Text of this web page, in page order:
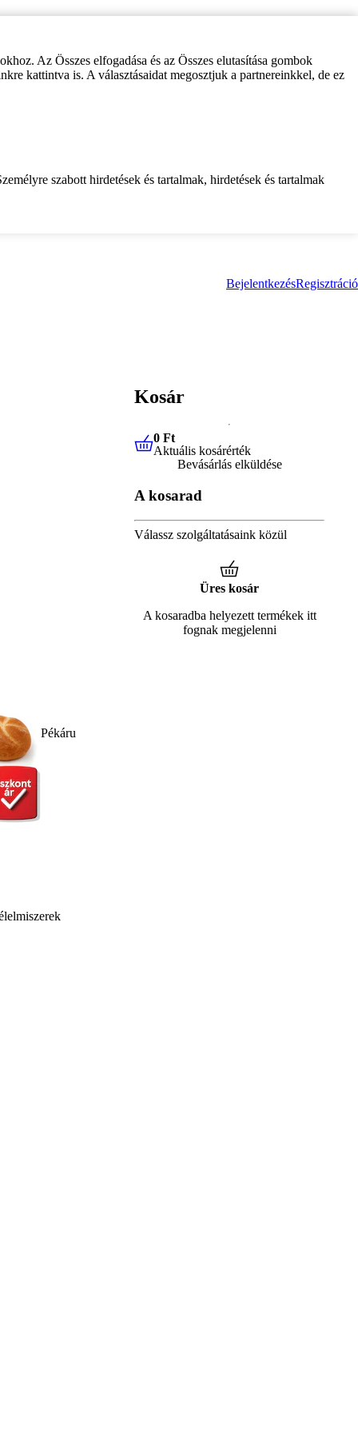
Az Összes elfogadása és az Összes elutasítása gombok
kattintva is. A választásaidat megosztjuk a partnereinkkel, de ez
szabott hirdetések és tartalmak, hirdetések és tartalmak
BejelentkezésRegisztráció
Pékáru
Kosár
0 FtAktuális kosárérték
0 Ft
Aktuális kosárérték
Bevásárlás elküldése
A kosarad
Válassz szolgáltatásaink közül
Üres kosár
A kosaradba helyezett termékek itt
fognak megjelenni